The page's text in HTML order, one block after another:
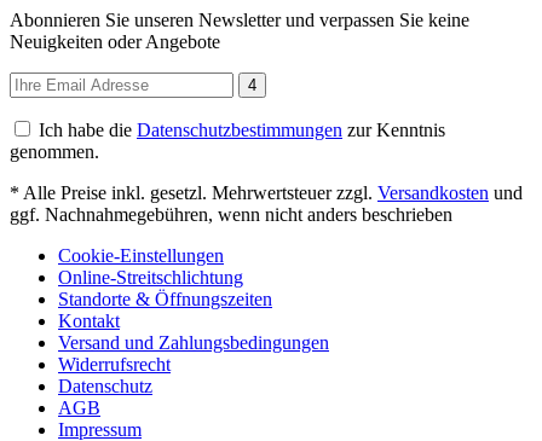
Abonnieren Sie unseren Newsletter und verpassen Sie keine
Neuigkeiten oder Angebote
4
Ich habe die Datenschutzbestimmungen zur Kenntnis
genommen.
* Alle Preise inkl. gesetzl. Mehrwertsteuer zzgl. Versandkosten und
ggf. Nachnahmegebühren, wenn nicht anders beschrieben
Cookie-Einstellungen
Online-Streitschlichtung
Standorte & Öffnungszeiten
Kontakt
Versand und Zahlungsbedingungen
Widerrufsrecht
Datenschutz
AGB
Impressum